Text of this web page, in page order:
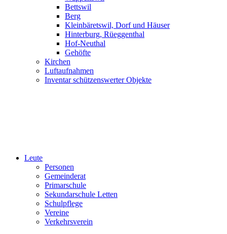
Bettswil
Berg
Kleinbäretswil, Dorf und Häuser
Hinterburg, Rüeggenthal
Hof-Neuthal
Gehöfte
Kirchen
Luftaufnahmen
Inventar schützenswerter Objekte
Leute
Personen
Gemeinderat
Primarschule
Sekundarschule Letten
Schulpflege
Vereine
Verkehrsverein